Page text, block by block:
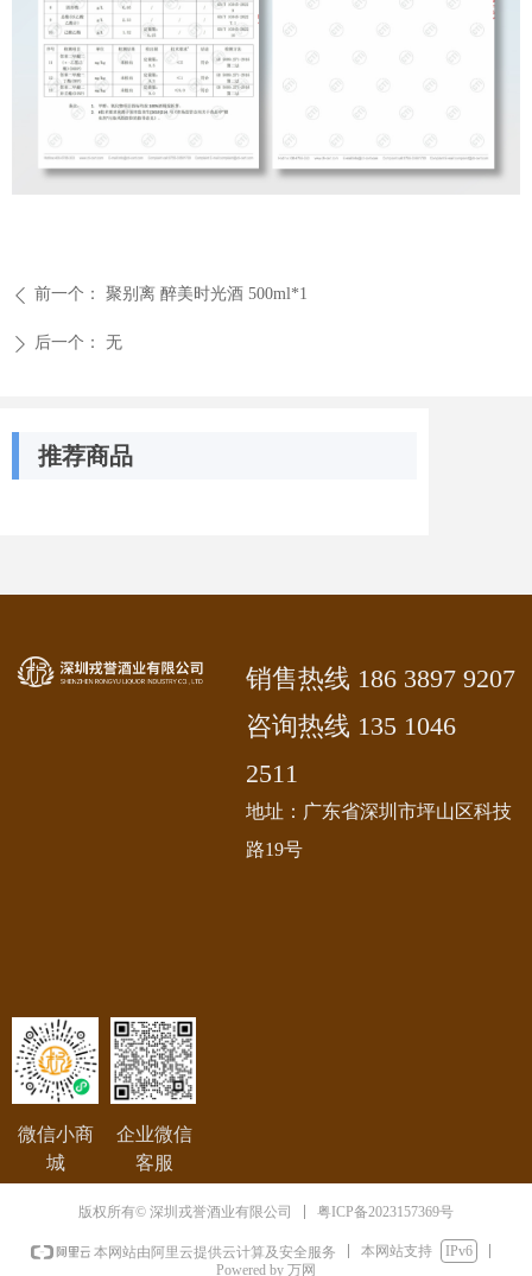
ꄴ 前一个： 聚别离 醉美时光酒 500ml*1
ꄲ 后一个： 无
推荐商品
微信小商
城
企业微信
客服
地址：广东省深圳市坪山区科技
路19号
销售热线 186 3897 9207
咨询热线 135 1046
2511
版权所有© 深圳戎誉酒业有限公司 粤ICP备2023157369号
本网站由阿里云提供云计算及安全服务 本网站支持
IPv6
Powered by 万网